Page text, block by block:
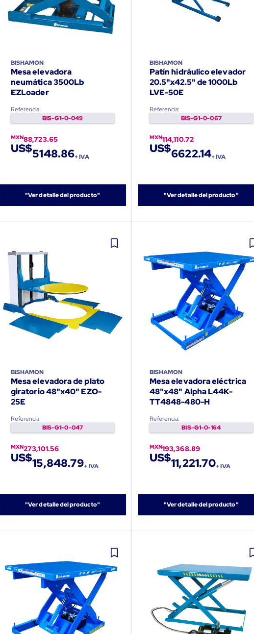
BISHAMON
Mesa elevadora
neumática 3500Lb
EZLoader
Referencia:
BIS-G1-0-049
MXN88,723.65
US$5148.86+ IVA
"Ver detalle del producto"
BISHAMON
Patín hidráulico elevador
20.5"x42.5" de 1000Lb
LVE-50E
Referencia:
BIS-G1-0-067
MXN114,110.72
US$6622.14+ IVA
"Ver detalle del producto"
BISHAMON
Mesa elevadora de plato
giratorio 48"x40" EZO-
25E
Referencia:
BIS-G1-0-047
MXN273,101.56
US$15,848.79+ IVA
"Ver detalle del producto"
BISHAMON
Mesa elevadora eléctrica
48"x48" Alpha L44K-
TT4848-480-H
Referencia:
BIS-G1-0-164
MXN193,368.89
US$11,221.70+ IVA
"Ver detalle del producto"